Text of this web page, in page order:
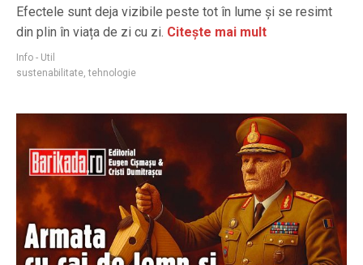
Efectele sunt deja vizibile peste tot în lume și se resimt
din plin în viața de zi cu zi. Citește mai mult
Info - Util
sustenabilitate,tehnologie